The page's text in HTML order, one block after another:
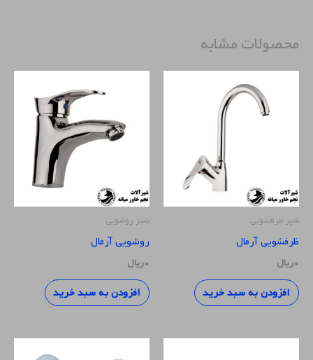
محصولات مشابه
شیر ظرفشویی
ظرفشویی آرمال
۰ریال
افزودن به سبد خرید
شیر روشویی
روشویی آرمال
۰ریال
افزودن به سبد خرید